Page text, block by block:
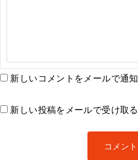
新しいコメントをメールで通知
新しい投稿をメールで受け取る